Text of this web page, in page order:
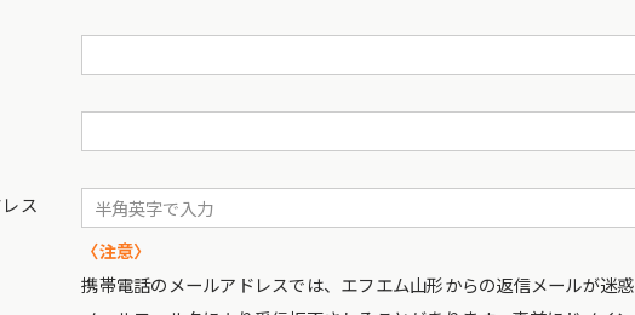
ス
〈注意〉
携帯電話のメールアドレスでは、エフエム山形からの返信メールが迷惑